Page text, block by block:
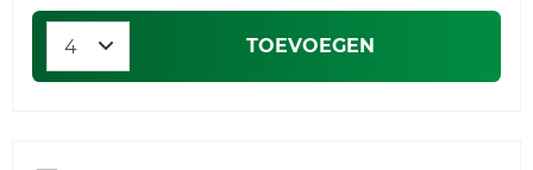
TOEVOEGEN